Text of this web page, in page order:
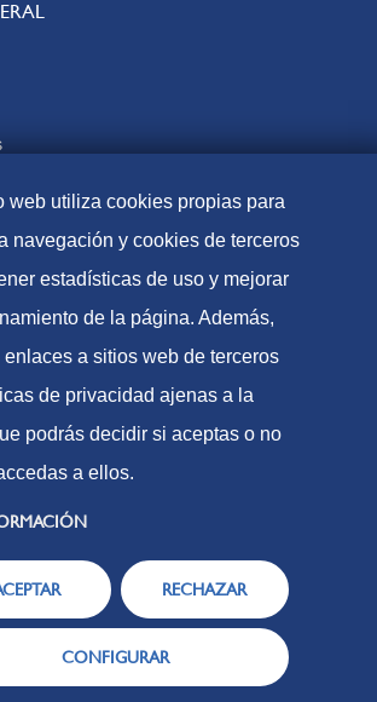
Espanyola de Patents i Marques, 2021
Accessibilitat
Avís Legal
Política de Cookies
Protecció de dades
web utiliza cookies propias para
navegación y cookies de terceros
estadísticas de uso y mejorar
de la página. Además,
a sitios web de terceros
de privacidad ajenas a la
podrás decidir si aceptas o no
a ellos.
RECHAZAR
CONFIGURAR